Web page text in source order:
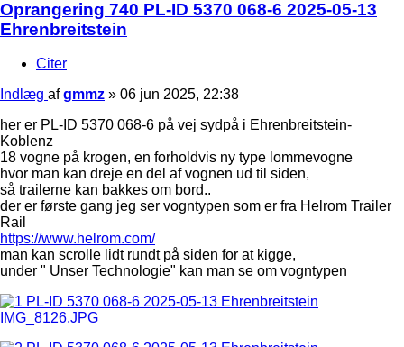
Oprangering 740 PL-ID 5370 068-6 2025-05-13
Ehrenbreitstein
Citer
Indlæg afgmmz » 06 jun 2025, 22:38
her er PL-ID 5370 068-6 på vej sydpå i Ehrenbreitstein-
Koblenz
18 vogne på krogen, en forholdvis ny type lommevogne
hvor man kan dreje en del af vognen ud til siden,
så trailerne kan bakkes om bord..
der er første gang jeg ser vogntypen som er fra Helrom Trailer
Rail
https://www.helrom.com/
man kan scrolle lidt rundt på siden for at kigge,
under " Unser Technologie" kan man se om vogntypen